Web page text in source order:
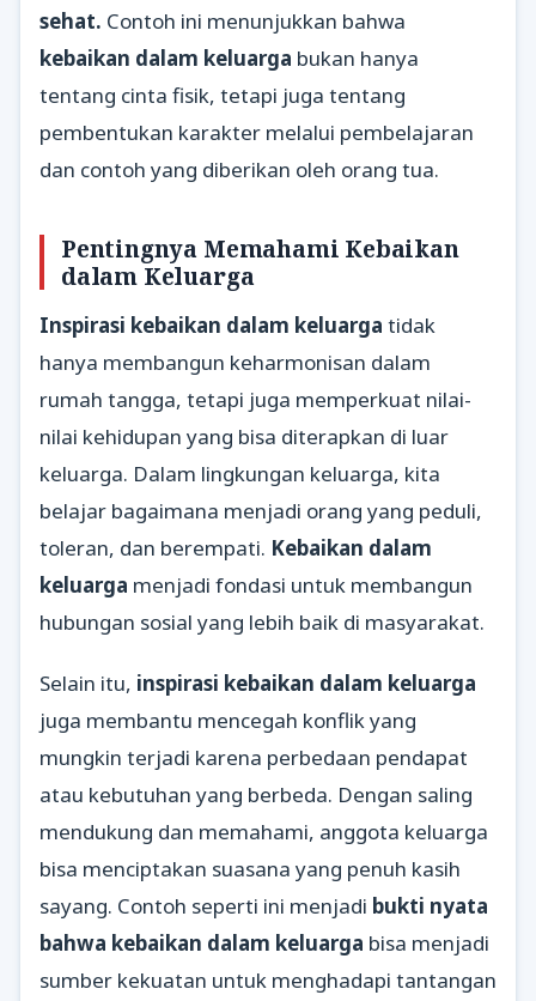
sehat. Contoh ini menunjukkan bahwa
kebaikan dalam keluarga bukan hanya
tentang cinta fisik, tetapi juga tentang
pembentukan karakter melalui pembelajaran
dan contoh yang diberikan oleh orang tua.
Pentingnya Memahami Kebaikan
dalam Keluarga
Inspirasi kebaikan dalam keluarga tidak
hanya membangun keharmonisan dalam
rumah tangga, tetapi juga memperkuat nilai-
nilai kehidupan yang bisa diterapkan di luar
keluarga. Dalam lingkungan keluarga, kita
belajar bagaimana menjadi orang yang peduli,
toleran, dan berempati. Kebaikan dalam
keluarga menjadi fondasi untuk membangun
hubungan sosial yang lebih baik di masyarakat.
Selain itu, inspirasi kebaikan dalam keluarga
juga membantu mencegah konflik yang
mungkin terjadi karena perbedaan pendapat
atau kebutuhan yang berbeda. Dengan saling
mendukung dan memahami, anggota keluarga
bisa menciptakan suasana yang penuh kasih
sayang. Contoh seperti ini menjadi bukti nyata
bahwa kebaikan dalam keluarga bisa menjadi
sumber kekuatan untuk menghadapi tantangan